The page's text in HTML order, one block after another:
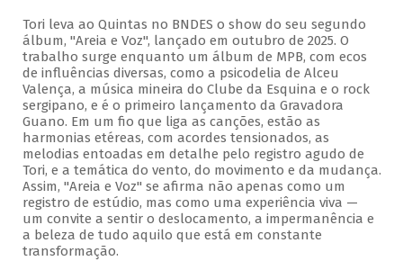
Tori leva ao Quintas no BNDES o show do seu segundo
álbum, "Areia e Voz", lançado em outubro de 2025. O
trabalho surge enquanto um álbum de MPB, com ecos
de influências diversas, como a psicodelia de Alceu
Valença, a música mineira do Clube da Esquina e o rock
sergipano, e é o primeiro lançamento da Gravadora
Guano. Em um fio que liga as canções, estão as
harmonias etéreas, com acordes tensionados, as
melodias entoadas em detalhe pelo registro agudo de
Tori, e a temática do vento, do movimento e da mudança.
Assim, "Areia e Voz" se afirma não apenas como um
registro de estúdio, mas como uma experiência viva —
um convite a sentir o deslocamento, a impermanência e
a beleza de tudo aquilo que está em constante
transformação.